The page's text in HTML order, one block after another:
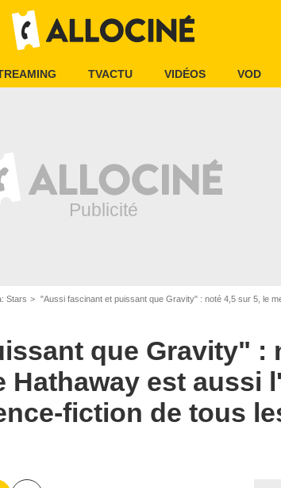
TVACTU VIDÉOS VOD
Stars "Aussi fascinant et puissant que Gravity" : noté 4,5 sur 5, le meilleur film d'Anne
que Gravity" :
Hathaway est aussi
fiction de tous